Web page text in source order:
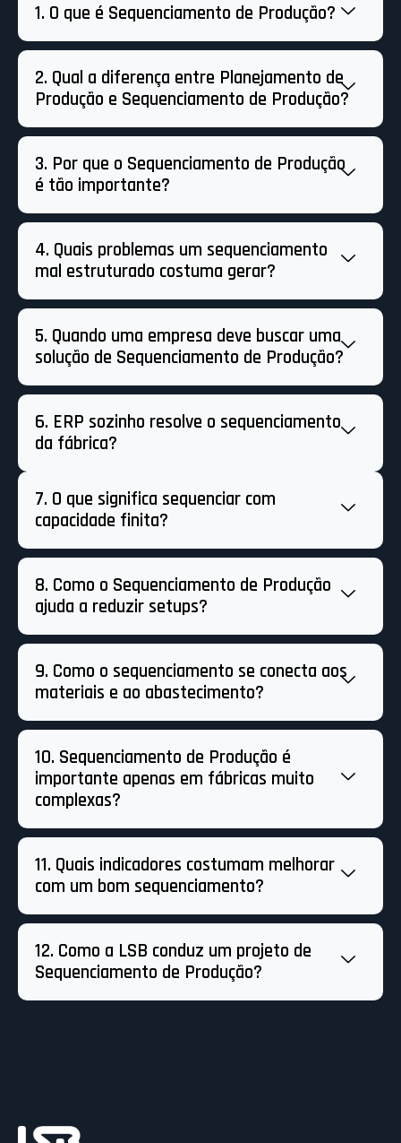
1. O que é Sequenciamento de Produção?
2. Qual a diferença entre Planejamento de
Produção e Sequenciamento de Produção?
3. Por que o Sequenciamento de Produção
é tão importante?
4. Quais problemas um sequenciamento
mal estruturado costuma gerar?
5. Quando uma empresa deve buscar uma
solução de Sequenciamento de Produção?
6. ERP sozinho resolve o sequenciamento
da fábrica?
7. O que significa sequenciar com
capacidade finita?
8. Como o Sequenciamento de Produção
ajuda a reduzir setups?
9. Como o sequenciamento se conecta aos
materiais e ao abastecimento?
10. Sequenciamento de Produção é
importante apenas em fábricas muito
complexas?
11. Quais indicadores costumam melhorar
com um bom sequenciamento?
12. Como a LSB conduz um projeto de
Sequenciamento de Produção?